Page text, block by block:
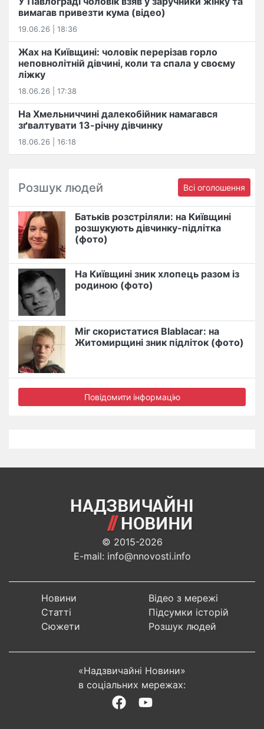
вимагав привезти кума (відео)
19.06.26 | 18:36
Жах на Київщині: чоловік перерізав горло
неповнолітній дівчині, коли та спала у своєму
ліжку
18.06.26 | 17:38
На Хмельниччині далекобійник намагався
зґвалтувати 13-річну дівчинку
18.06.26 | 16:18
Розшук людей Всі оголошення
Батьків розстріляли: на Київщині
розшукують дівчинку-підлітка
(фото)
На Київщині зник хлопець разом із
родиною (фото)
Міг скористатися Blablacar: на
Житомирщині зник підліток (фото)
Повідомити інформацію
© 2015-2026
E-mail: info@nnovosti.info
Новини
Статті
Сюжети
Відео з мережі
Підсумки історій
Розшук людей
«Надзвичайні Новини»
в соціальних мережах: